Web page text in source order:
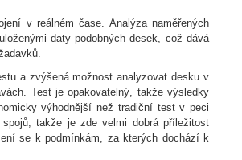
v reálném čase. Analýza naměřených
daty podobných desek, což dává
a zvýšená možnost analyzovat desku v
Test je opakovatelný, takže výsledky
výhodnější než tradiční test v peci
takže je zde velmi dobrá příležitost
se k podmínkám, za kterých dochází k